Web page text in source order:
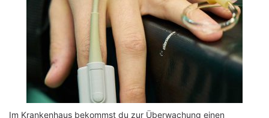
Im Krankenhaus bekommst du zur Überwachung einen